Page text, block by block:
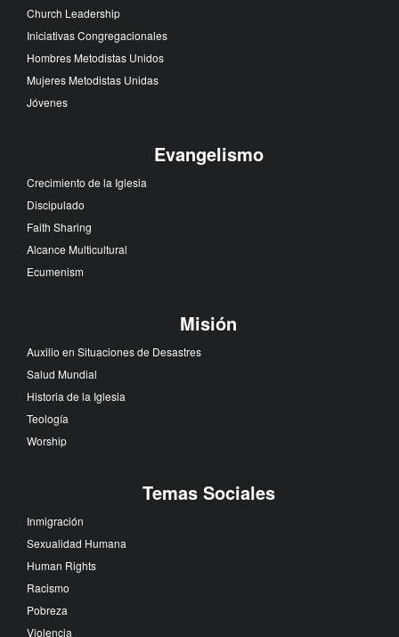
Church Leadership
Iniciativas Congregacionales
Hombres Metodistas Unidos
Mujeres Metodistas Unidas
Jóvenes
Evangelismo
Crecimiento de la Iglesia
Discipulado
Faith Sharing
Alcance Multicultural
Ecumenism
Misión
Auxilio en Situaciones de Desastres
Salud Mundial
Historia de la Iglesia
Teología
Worship
Temas Sociales
Inmigración
Sexualidad Humana
Human Rights
Racismo
Pobreza
Violencia